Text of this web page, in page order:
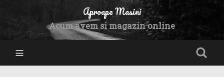
Aproape Masini
Acum avem si magazin online